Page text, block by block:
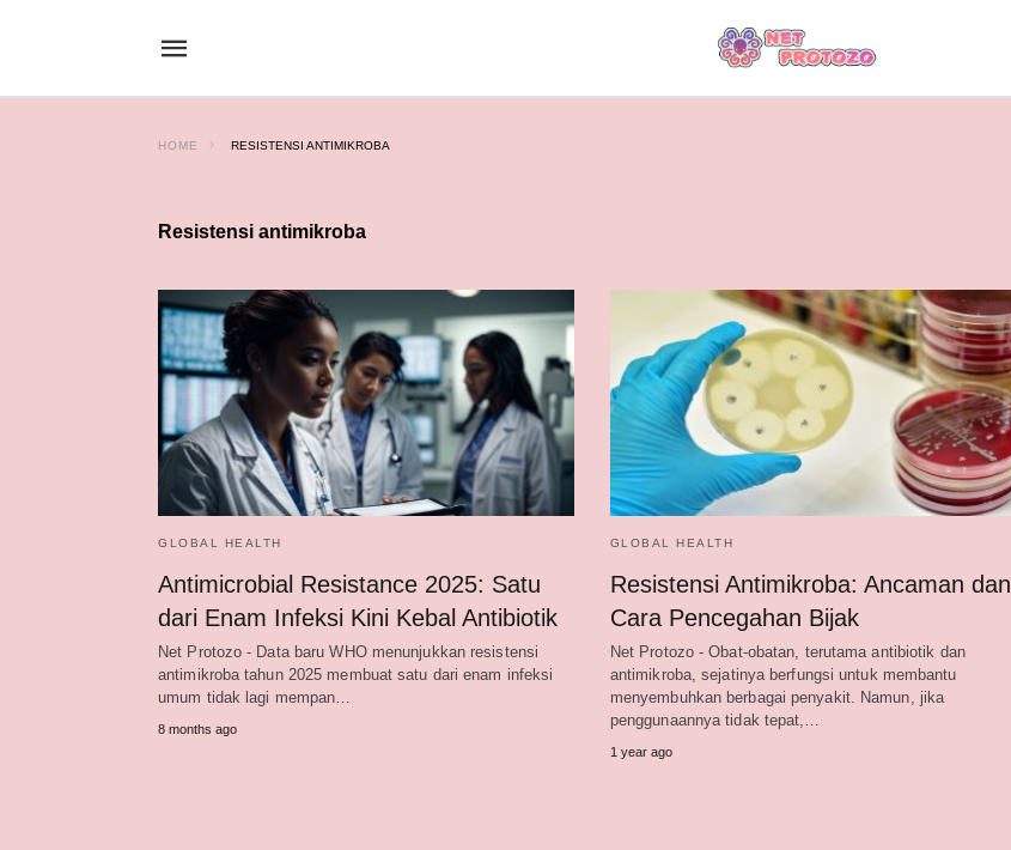
HOME RESISTENSI ANTIMIKROBA
Resistensi antimikroba
GLOBAL HEALTH
Antimicrobial Resistance 2025: Satu
dari Enam Infeksi Kini Kebal Antibiotik
Net Protozo - Data baru WHO menunjukkan resistensi
antimikroba tahun 2025 membuat satu dari enam infeksi
umum tidak lagi mempan…
8 months ago
GLOBAL HEALTH
Resistensi Antimikroba: Ancaman dan
Cara Pencegahan Bijak
Net Protozo - Obat-obatan, terutama antibiotik dan
antimikroba, sejatinya berfungsi untuk membantu
menyembuhkan berbagai penyakit. Namun, jika
penggunaannya tidak tepat,…
1 year ago